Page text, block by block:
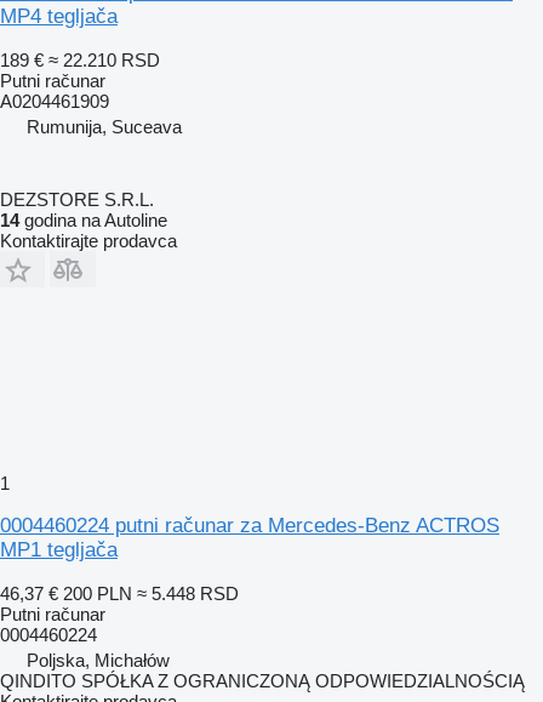
MP4 tegljača
189 € ≈ 22.210 RSD
Putni računar
A0204461909
Rumunija, Suceava
DEZSTORE S.R.L.
14godina na Autoline
Kontaktirajte prodavca
1
0004460224 putni računar za Mercedes-Benz ACTROS
MP1 tegljača
46,37 € 200 PLN ≈ 5.448 RSD
Putni računar
0004460224
Poljska, Michałów
QINDITO SPÓŁKA Z OGRANICZONĄ ODPOWIEDZIALNOŚCIĄ